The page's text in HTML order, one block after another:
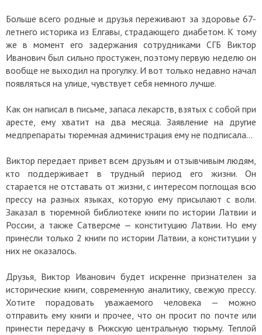
Больше всего родные и друзья переживают за здоровье 67-
летнего историка из Елгавы, страдающего диабетом. К тому
же в момент его задержания сотрудниками СГБ Виктор
Иванович был сильно простужен, поэтому первую неделю он
вообще не выходил на прогулку. И вот только недавно начал
появляться на улице, чувствует себя немного лучше.
Как он написал в письме, запаса лекарств, взятых с собой при
аресте, ему хватит на два месяца. Заявление на другие
медпрепараты тюремная администрация ему не подписала…
Виктор передает привет всем друзьям и отзывчивым людям,
кто поддерживает в трудный период его жизни. Он
старается не отставать от жизни, с интересом поглощая всю
прессу на разных языках, которую ему присылают с воли.
Заказал в тюремной библиотеке книги по истории Латвии и
России, а также Сатверсме — конституцию Латвии. Но ему
принесли только 2 книги по истории Латвии, а конституции у
них не оказалось.
Друзья, Виктор Иванович будет искренне признателен за
исторические книги, современную аналитику, свежую прессу.
Хотите порадовать уважаемого человека — можно
отправить ему книги и прочее, что он просит по почте или
принести передачу в Рижскую центральную тюрьму. Теплой